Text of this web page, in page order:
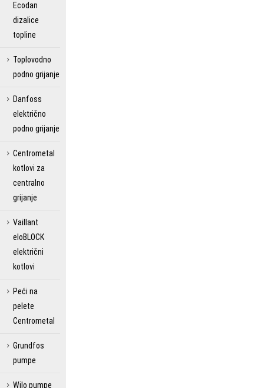
Ecodan
dizalice
topline
Toplovodno
podno grijanje
Danfoss
električno
podno grijanje
Centrometal
kotlovi za
centralno
grijanje
Vaillant
eloBLOCK
električni
kotlovi
Peći na
pelete
Centrometal
Grundfos
pumpe
Wilo pumpe